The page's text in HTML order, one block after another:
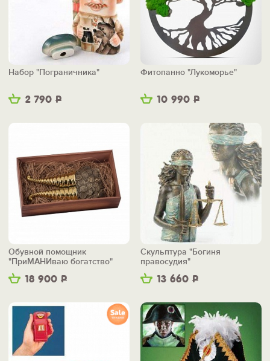
2 790 Р
Набор "Пограничника"
10 990 Р
Фитопанно "Лукоморье"
18 900 Р
Обувной помощник
"ПриМАНИваю богатство"
13 660 Р
Скульптура "Богиня
правосудия"